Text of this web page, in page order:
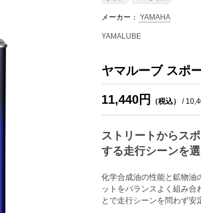
メーカー： YAMAHA
YAMALUBE
ヤマルーブ スポ
11,440円 （税込） /
ストリートからス
する走行シーンを
化学合成油の性能と鉱物油
ットをバランスよく組み合
とで走行シーンを問わず安